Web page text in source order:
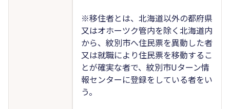
※移住者とは、北海道以外の都府県
又はオホーツク管内を除く北海道内
から、紋別市へ住民票を異動した者
又は就職により住民票を移動するこ
とが確実な者で、紋別市Uターン情
報センターに登録をしている者をい
う。